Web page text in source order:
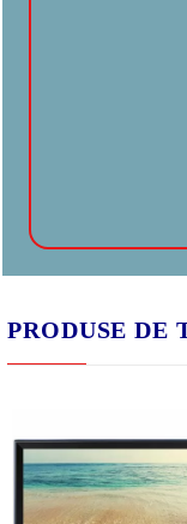
PRODUSE DE